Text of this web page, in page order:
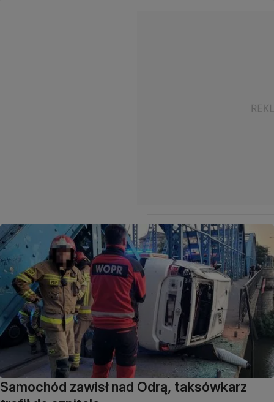
Samochód zawisł nad Odrą, taksówkarz